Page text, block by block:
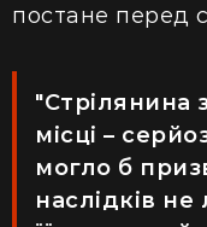
постане перед
"Стрілянина
місці –
могло б
наслідків